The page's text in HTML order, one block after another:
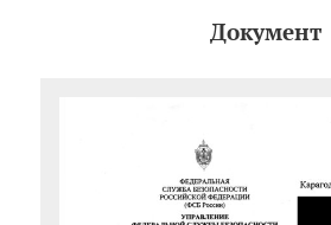
Документ